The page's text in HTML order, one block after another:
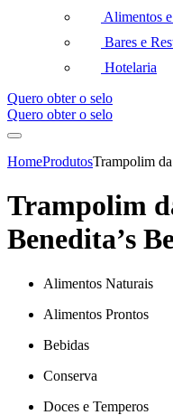
Alimentos
Bares e
Hotelaria
Quero obter o selo
Quero obter o selo
HomeProdutosTrampolim
Trampolim
Benedita’s
Alimentos Naturais
Alimentos Prontos
Bebidas
Conserva
Doces e Temperos